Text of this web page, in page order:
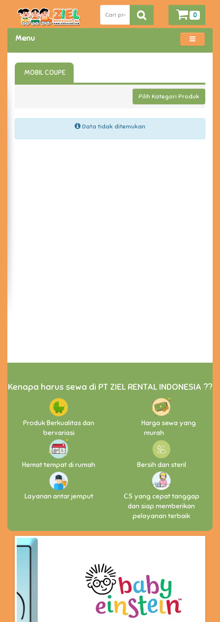
0
Menu
MOBIL COUPE
Pilih Kategori Produk
Data tidak ditemukan
Kenapa harus sewa di PT ZIEL RENTAL INDONESIA ??
Produk Berkualitas dan
bervariasi
Harga sewa yang
murah
Hemat tempat di rumah Bersih dan steril
Layanan antar jemput
CS yang cepat tanggap
dan siap memberikan
pelayanan terbaik